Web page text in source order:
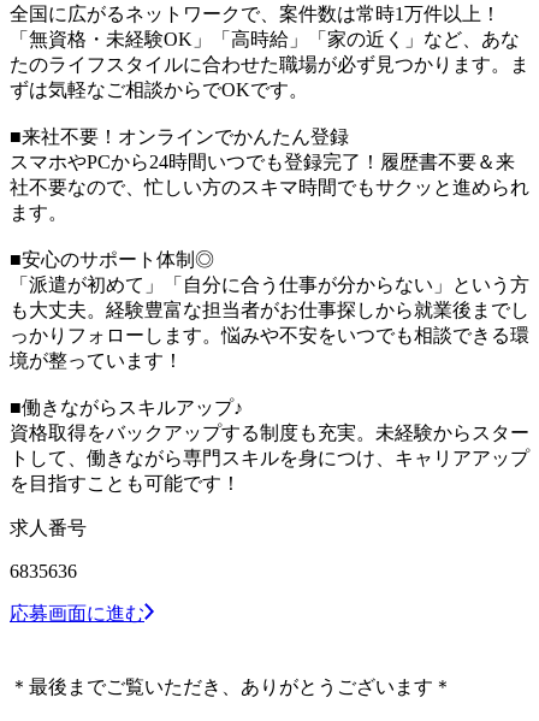
全国に広がるネットワークで、案件数は常時1万件以上！
「無資格・未経験OK」「高時給」「家の近く」など、あな
たのライフスタイルに合わせた職場が必ず見つかります。ま
ずは気軽なご相談からでOKです。
■来社不要！オンラインでかんたん登録
スマホやPCから24時間いつでも登録完了！履歴書不要＆来
社不要なので、忙しい方のスキマ時間でもサクッと進められ
ます。
■安心のサポート体制◎
「派遣が初めて」「自分に合う仕事が分からない」という方
も大丈夫。経験豊富な担当者がお仕事探しから就業後までし
っかりフォローします。悩みや不安をいつでも相談できる環
境が整っています！
■働きながらスキルアップ♪
資格取得をバックアップする制度も充実。未経験からスター
トして、働きながら専門スキルを身につけ、キャリアアップ
を目指すことも可能です！
求人番号
6835636
応募画面に進む
＊最後までご覧いただき、ありがとうございます＊